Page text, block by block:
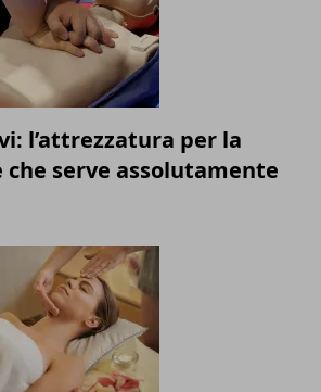
l’attrezzatura per la
serve assolutamente